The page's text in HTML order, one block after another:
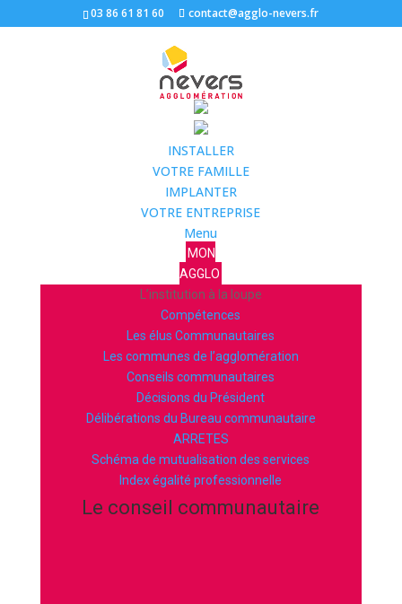
03 86 61 81 60 contact@agglo-nevers.fr
INSTALLER
VOTRE FAMILLE
IMPLANTER
VOTRE ENTREPRISE
Menu
MON
AGGLO
L’institution à la loupe
Compétences
Les élus Communautaires
Les communes de l’agglomération
Conseils communautaires
Décisions du Président
Délibérations du Bureau communautaire
ARRETES
Schéma de mutualisation des services
Index égalité professionnelle
Le conseil communautaire